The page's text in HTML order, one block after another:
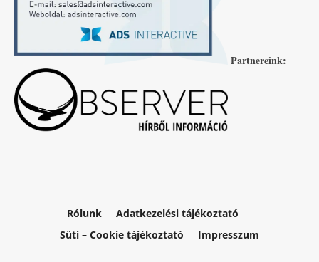
Partnereink:
Rólunk
Adatkezelési tájékoztató
Süti – Cookie tájékoztató
Impresszum